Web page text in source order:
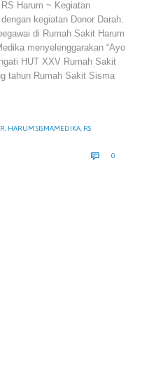
Harum ~ Kegiatan
kegiatan Donor Darah.
di Rumah Sakit Harum
menyelenggarakan “Ayo
HUT XXV Rumah Sakit
tahun Rumah Sakit Sisma
, HARUM SISMAMEDIKA, RS
 0